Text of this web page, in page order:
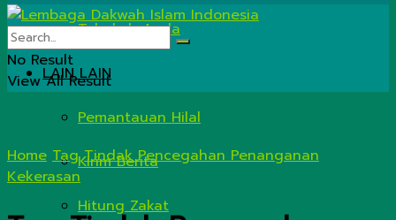
Tahukah Anda
LAIN LAIN
Pemantauan Hilal
Kirim Berita
Hitung Zakat
No Result
View All Result
Home Tag Tindak Pencegahan Penanganan
Kekerasan